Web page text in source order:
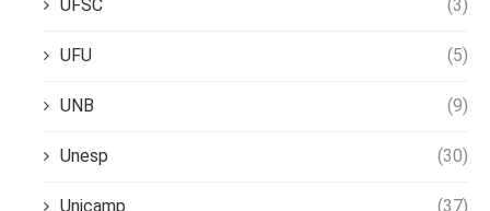
UFSC (3)
UFU (5)
UNB (9)
Unesp (30)
Unicamp (37)